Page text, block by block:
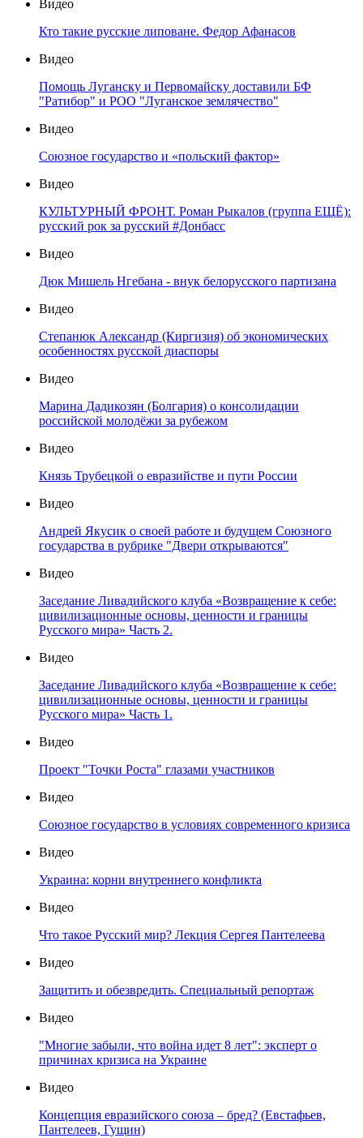
Видео
Кто такие русские липоване. Федор Афанасов
Видео
Помощь Луганску и Первомайску доставили БФ
"Ратибор" и РОО "Луганское землячество"
Видео
Союзное государство и «польский фактор»
Видео
КУЛЬТУРНЫЙ ФРОНТ. Роман Рыкалов (группа ЕЩЁ):
русский рок за русский #Донбасс
Видео
Дюк Мишель Нгебана - внук белорусского партизана
Видео
Степанюк Александр (Киргизия) об экономических
особенностях русской диаспоры
Видео
Марина Дадикозян (Болгария) о консолидации
российской молодёжи за рубежом
Видео
Князь Трубецкой о евразийстве и пути России
Видео
Андрей Якусик о своей работе и будущем Союзного
государства в рубрике "Двери открываются"
Видео
Заседание Ливадийского клуба «Возвращение к себе:
цивилизационные основы, ценности и границы
Русского мира» Часть 2.
Видео
Заседание Ливадийского клуба «Возвращение к себе:
цивилизационные основы, ценности и границы
Русского мира» Часть 1.
Видео
Проект "Точки Роста" глазами участников
Видео
Союзное государство в условиях современного кризиса
Видео
Украина: корни внутреннего конфликта
Видео
Что такое Русский мир? Лекция Сергея Пантелеева
Видео
Защитить и обезвредить. Специальный репортаж
Видео
"Многие забыли, что война идет 8 лет": эксперт о
причинах кризиса на Украине
Видео
Концепция евразийского союза – бред? (Евстафьев,
Пантелеев, Гущин)